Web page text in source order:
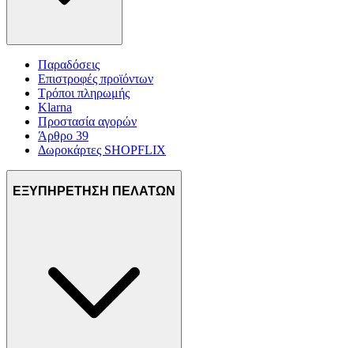
Παραδόσεις
Επιστροφές προϊόντων
Τρόποι πληρωμής
Klarna
Προστασία αγορών
Άρθρο 39
Δωροκάρτες SHOPFLIX
ΕΞΥΠΗΡΕΤΗΣΗ ΠΕΛΑΤΩΝ